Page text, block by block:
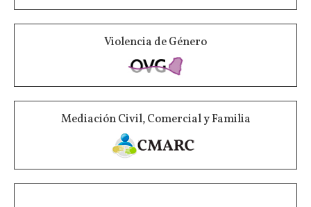
Violencia de Género
Mediación Civil, Comercial y Familia